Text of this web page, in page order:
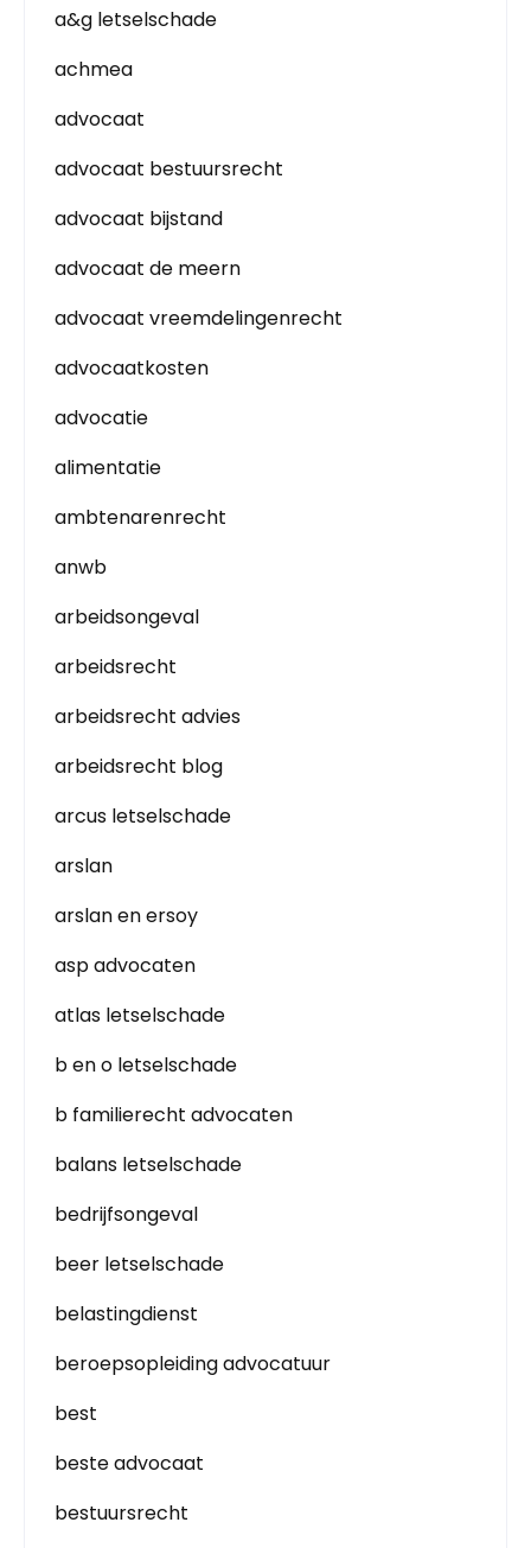
a&g letselschade
achmea
advocaat
advocaat bestuursrecht
advocaat bijstand
advocaat de meern
advocaat vreemdelingenrecht
advocaatkosten
advocatie
alimentatie
ambtenarenrecht
anwb
arbeidsongeval
arbeidsrecht
arbeidsrecht advies
arbeidsrecht blog
arcus letselschade
arslan
arslan en ersoy
asp advocaten
atlas letselschade
b en o letselschade
b familierecht advocaten
balans letselschade
bedrijfsongeval
beer letselschade
belastingdienst
beroepsopleiding advocatuur
best
beste advocaat
bestuursrecht